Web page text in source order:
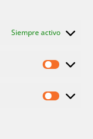
Siempre activo
Privacidad